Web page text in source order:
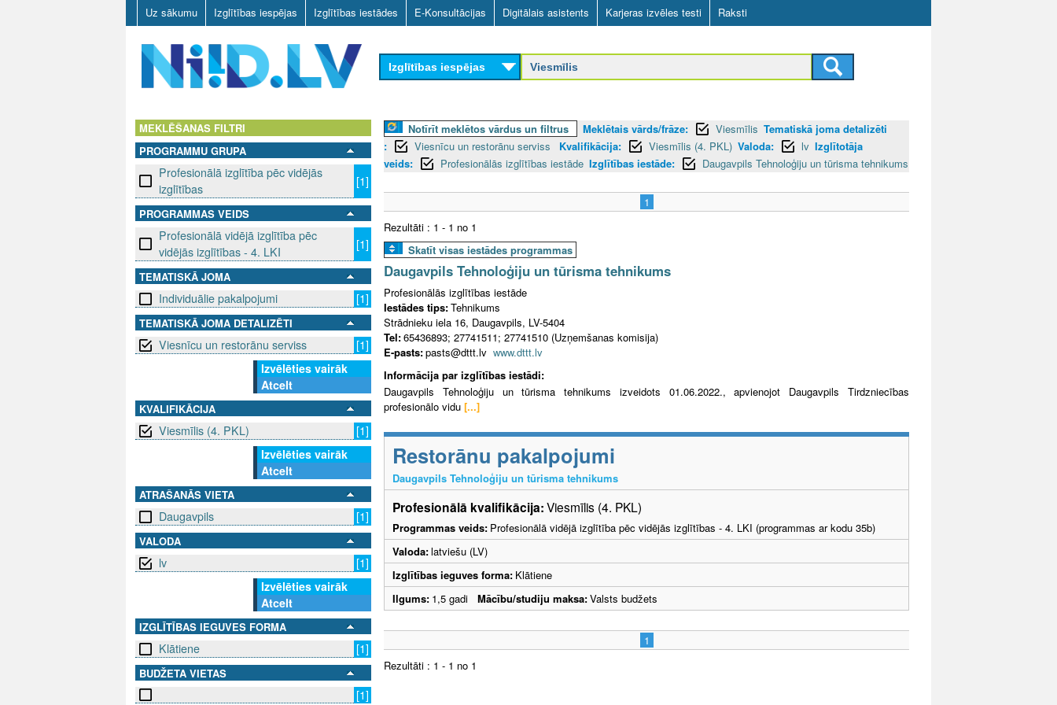
Skip
to
main
content
Uz sākumu Izglītības iespējas Izglītības iestādes E-Konsultācijas Digitālais asistents Karjeras izvēles testi Raksti
D
L
V
Izglītības iespējas
MEKLĒŠANAS FILTRI
PROGRAMMU GRUPA
Profesionālā izglītība pēc vidējās
izglītības
[1]
PROGRAMMAS VEIDS
Profesionālā vidējā izglītība pēc
vidējās izglītības - 4. LKI
[1]
TEMATISKĀ JOMA
Individuālie pakalpojumi [1]
TEMATISKĀ JOMA DETALIZĒTI
Viesnīcu un restorānu serviss
[1]
Izvēlēties vairāk
Atcelt
KVALIFIKĀCIJA
Viesmīlis (4. PKL)
[1]
Izvēlēties vairāk
Atcelt
ATRAŠANĀS VIETA
Daugavpils [1]
VALODA
lv
[1]
Izvēlēties vairāk
Atcelt
IZGLĪTĪBAS IEGUVES FORMA
Klātiene [1]
BUDŽETA VIETAS
[1]
Notīrīt meklētos vārdus un filtrus Meklētais vārds/frāze: Viesmīlis Tematiskā joma detalizēti
:
Viesnīcu un restorānu serviss Kvalifikācija: Viesmīlis (4. PKL) Valoda: lv Izglītotāja
veids:
Profesionālās izglītības iestāde Izglītības iestāde: Daugavpils Tehnoloģiju un tūrisma tehnikums
1
Rezultāti : 1 - 1 no 1
Skatīt visas iestādes programmas
Daugavpils Tehnoloģiju un tūrisma tehnikums
Profesionālās izglītības iestāde
Iestādes tips:Tehnikums
Strādnieku iela 16, Daugavpils, LV-5404
Tel:65436893; 27741511; 27741510 (Uzņemšanas komisija)
E-pasts:pasts@dttt.lv www.dttt.lv
Informācija par izglītības iestādi:
Daugavpils Tehnoloģiju un tūrisma tehnikums izveidots 01.06.2022., apvienojot Daugavpils Tirdzniecības
profesionālo vidu [...]
Restorānu pakalpojumi
Daugavpils Tehnoloģiju un tūrisma tehnikums
Profesionālā kvalifikācija:Viesmīlis (4. PKL)
Programmas veids: Profesionālā vidējā izglītība pēc vidējās izglītības - 4. LKI (programmas ar kodu 35b)
Valoda:latviešu (LV)
Izglītības ieguves forma: Klātiene
Ilgums: 1,5 gadi Mācību/studiju maksa:Valsts budžets
1
Rezultāti : 1 - 1 no 1